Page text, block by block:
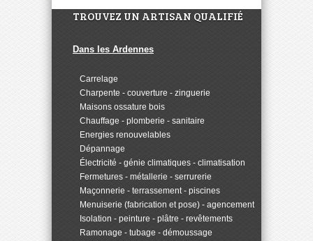
TROUVEZ UN ARTISAN QUALIFIÉ
Dans les Ardennes
Carrelage
Charpente - couverture - zinguerie
Maisons ossature bois
Chauffage - plomberie - sanitaire
Energies renouvelables
Dépannage
Électricité - génie climatiques - climatisation
Fermetures - métallerie - serrurerie
Maçonnerie - terrassement - piscines
Menuiserie (fabrication et pose) - agencement
Isolation - peinture - plâtre - revêtements
Ramonage - tubage - démoussage